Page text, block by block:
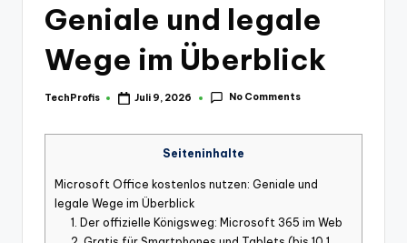
Geniale und legale
Wege im Überblick
Posted
TechProfis Juli 9, 2026 No Comments
Seiteninhalte
Microsoft Office kostenlos nutzen: Geniale und
legale Wege im Überblick
1. Der offizielle Königsweg: Microsoft 365 im Web